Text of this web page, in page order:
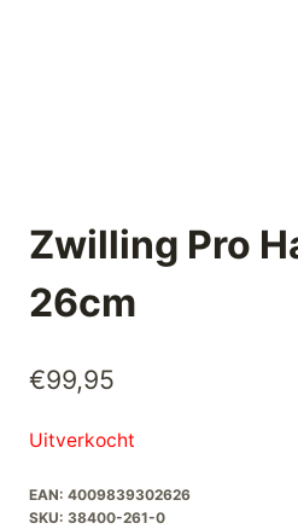
Zwilling Pro
26cm
€99,95
Uitverkocht
EAN: 4009839302626
SKU: 38400-261-0